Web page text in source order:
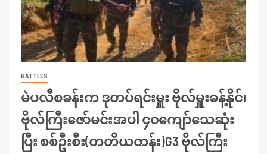
BATTLES
မဲပလီစခန်းက ဒုတပ်ရင်းမှူး ဗိုလ်မှူးခန့်နိုင်၊
ဗိုလ်ကြီးဇော်မင်းအပါ ၄၀ကျော်သေဆုံး
ပြီး စစ်ဦးစီး(တတိယတန်း)G3 ဗိုလ်ကြီး